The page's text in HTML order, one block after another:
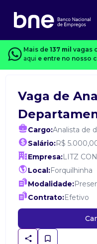
Mais de 137 mil vagas
aqui e entre no nosso
Vaga de
Cargo:Analista de
Salário:R$
Empresa:LITZ
Local:Forquilhinha
Modalidade:
Contrato:Efetivo